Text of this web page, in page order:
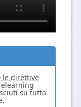
direttive
su tutto